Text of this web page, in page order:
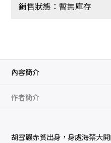
銷售狀態：暫無庫存
內容簡介
作者簡介
胡雪巖赤貧出身，身處海禁大